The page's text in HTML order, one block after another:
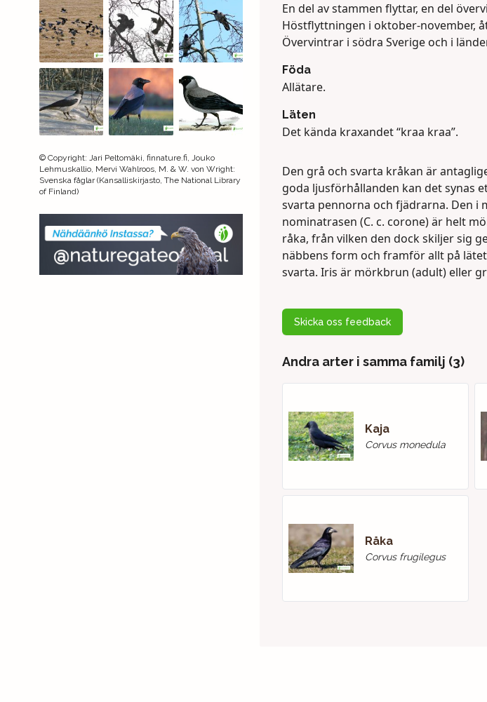
© Copyright: Jari Peltomäki, finnature.fi, Jouko
Lehmuskallio, Mervi Wahlroos, M. & W. von Wright:
Svenska fåglar (Kansalliskirjasto, The National Library
of Finland)
En del av stammen flyttar, en del
Höstflyttningen i oktober-november,
Övervintrar i södra Sverige och i
Föda
Allätare.
Läten
Det kända kraxandet “kraa kraa”.
Den grå och svarta kråkan är
goda ljusförhållanden kan det synas
svarta pennorna och fjädrarna. Den i
nominatrasen (C. c. corone) är helt
råka, från vilken den dock skiljer sig
näbbens form och framför allt på
svarta. Iris är mörkbrun (adult) eller
Skicka oss feedback
Andra arter i samma familj (3)
Kaja
Corvus monedula
Råka
Corvus frugilegus